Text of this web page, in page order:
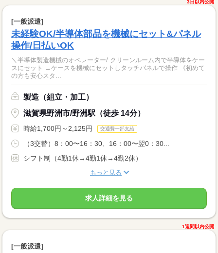
3日以内公開
[一般派遣]
未経験OK/半導体部品を機械にセット&パネル
操作/日払いOK
＼半導体製造機械のオペレーター/ クリーンルーム内で半導体をケー
スにセット →ケースを機械にセットしタッチパネルで操作 《初めて
の方も安心スタ...
製造（組立・加工）
滋賀県野洲市/野洲駅（徒歩 14分）
時給1,700円～2,125円 交通費一部支給
（3交替）8：00〜16：30、16：00〜翌0：30...
シフト制（4勤1休→4勤1休→4勤2休）
もっと見る
求人詳細を見る
1週間以内公開
[一般派遣]